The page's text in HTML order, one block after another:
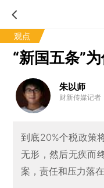
观点
“新国五条”
朱以师
财新传媒记者
到底20%个税政策
无形，然后无疾而
案，责任和压力落